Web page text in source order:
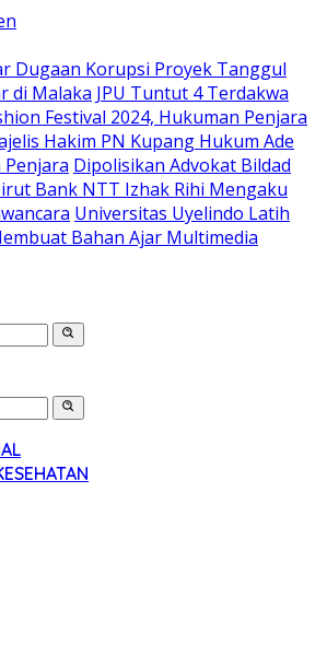
Dugaan Korupsi Proyek Tanggul
di Malaka JPU Tuntut 4 Terdakwa
Festival 2024, Hukuman Penjara
Hakim PN Kupang Hukum Ade
Penjara Dipolisikan Advokat Bildad
Bank NTT Izhak Rihi Mengaku
Universitas Uyelindo Latih
Bahan Ajar Multimedia